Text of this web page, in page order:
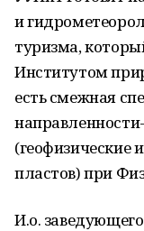
и
туризма,
Институтом
есть смежная
(геофизические
пластов) при
И.о.